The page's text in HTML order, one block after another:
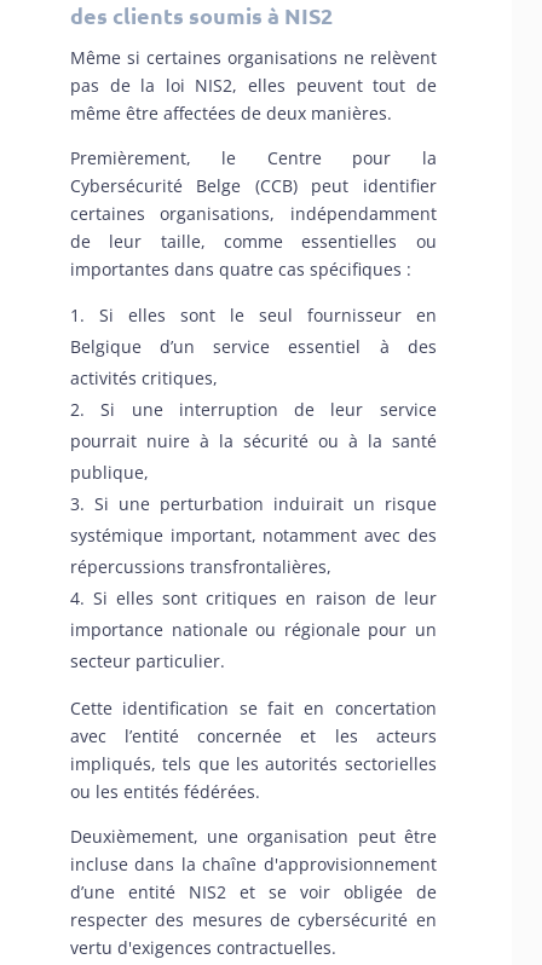
des clients soumis à NIS2
Même si certaines organisations ne relèvent
pas de la loi NIS2, elles peuvent tout de
même être affectées de deux manières.
Premièrement, le Centre pour la
Cybersécurité Belge (CCB) peut identifier
certaines organisations, indépendamment
de leur taille, comme essentielles ou
importantes dans quatre cas spécifiques :
Si elles sont le seul fournisseur en
Belgique d’un service essentiel à des
activités critiques,
Si une interruption de leur service
pourrait nuire à la sécurité ou à la santé
publique,
Si une perturbation induirait un risque
systémique important, notamment avec des
répercussions transfrontalières,
Si elles sont critiques en raison de leur
importance nationale ou régionale pour un
secteur particulier.
Cette identification se fait en concertation
avec l’entité concernée et les acteurs
impliqués, tels que les autorités sectorielles
ou les entités fédérées.
Deuxièmement, une organisation peut être
incluse dans la chaîne d'approvisionnement
d’une entité NIS2 et se voir obligée de
respecter des mesures de cybersécurité en
vertu d'exigences contractuelles.